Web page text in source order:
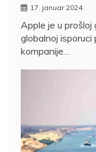
17. januar 2024.
Apple je u prošloj
globalnoj
kompanije…